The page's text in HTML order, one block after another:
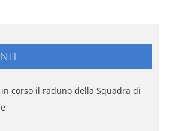
in corso il raduno della Squadra di